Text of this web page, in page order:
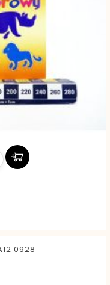
0928